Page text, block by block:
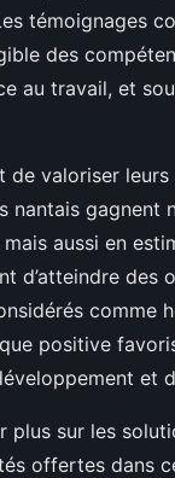
témoignages
des
au travail, et
de valoriser
nantais gagnent
aussi en
d’atteindre des
comme
positive
et
plus sur les
offertes dans